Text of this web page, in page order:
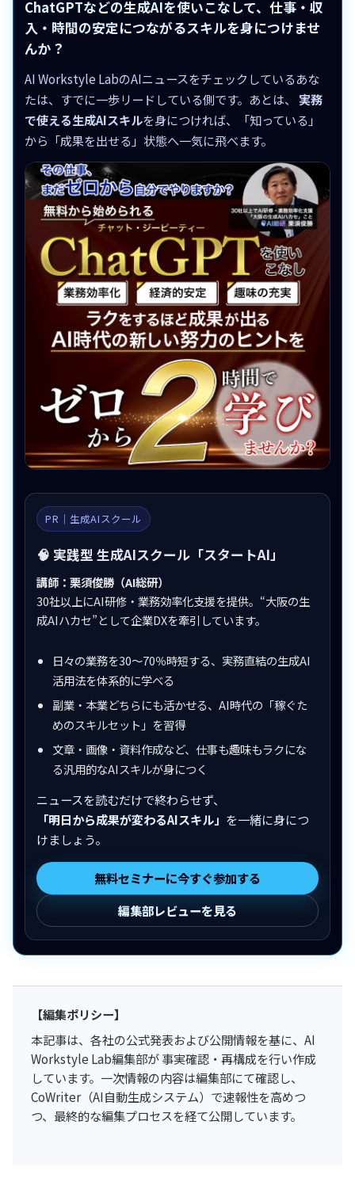
ChatGPTなどの生成AIを使いこなして、仕事・収
入・時間の安定につながるスキルを身につけませ
んか？
AI Workstyle LabのAIニュースをチェックしているあな
たは、すでに一歩リードしている側です。あとは、 実務
で使える生成AIスキルを身につければ、「知っている」
から「成果を出せる」状態へ一気に飛べます。
PR｜生成AIスクール
🧠 実践型 生成AIスクール「スタートAI」
講師：栗須俊勝（AI総研）
30社以上にAI研修・業務効率化支援を提供。“大阪の生
成AIハカセ”として企業DXを牽引しています。
日々の業務を30〜70％時短する、実務直結の生成AI
活用法を体系的に学べる
副業・本業どちらにも活かせる、AI時代の「稼ぐた
めのスキルセット」を習得
文章・画像・資料作成など、仕事も趣味もラクにな
る汎用的なAIスキルが身につく
ニュースを読むだけで終わらせず、
「明日から成果が変わるAIスキル」 を一緒に身につ
けましょう。
無料セミナーに今すぐ参加する
編集部レビューを見る
【編集ポリシー】
本記事は、各社の公式発表および公開情報を基に、AI
Workstyle Lab編集部が 事実確認・再構成を行い作成
しています。一次情報の内容は編集部にて確認し、
CoWriter（AI自動生成システム）で速報性を高めつ
つ、最終的な編集プロセスを経て公開しています。